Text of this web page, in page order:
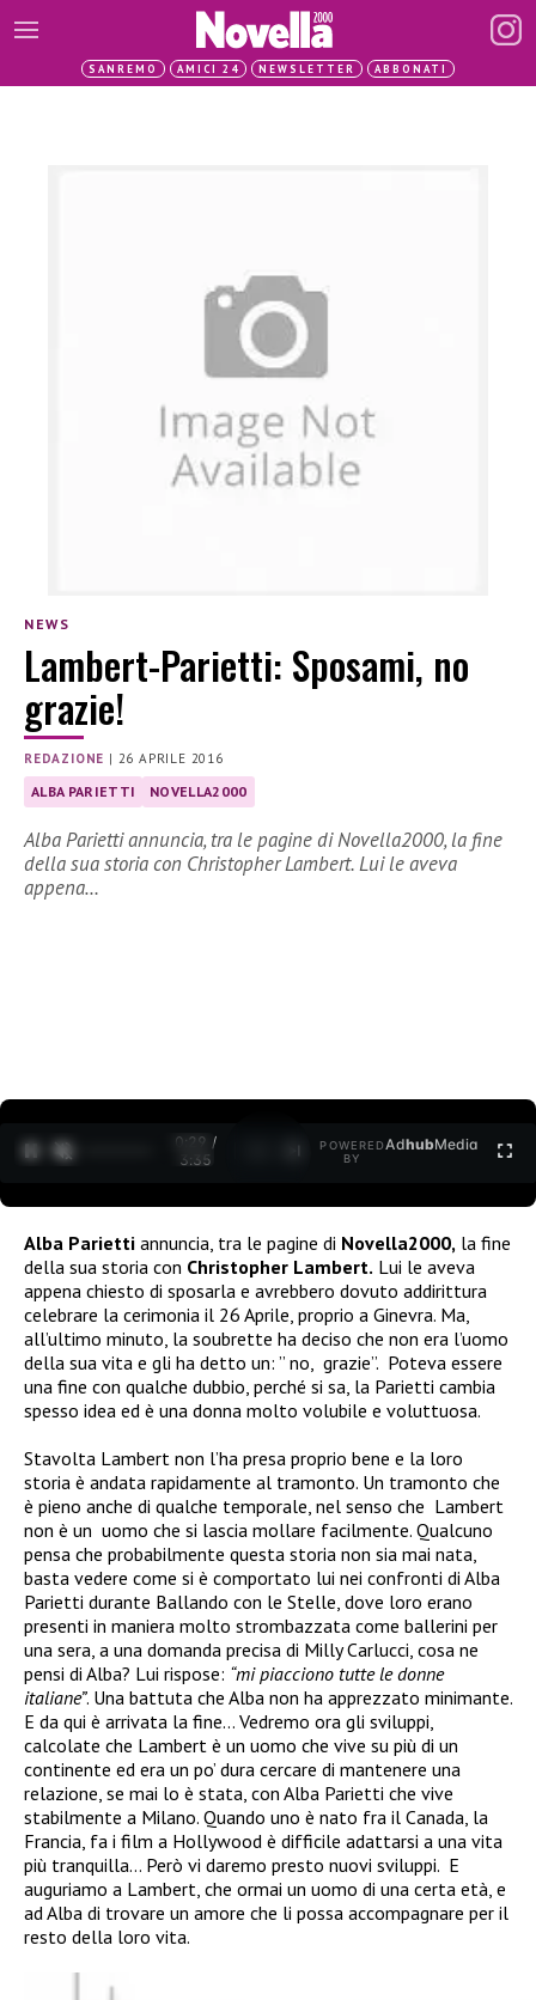
SANREMO AMICI 24 NEWSLETTER ABBONATI
NEWS
Lambert-Parietti: Sposami, no
grazie!
REDAZIONE | 26 APRILE 2016
ALBA PARIETTI NOVELLA2000
Alba Parietti annuncia, tra le pagine di Novella2000, la fine
della sua storia con Christopher Lambert. Lui le aveva
appena…
0:31 /
3:35
POWERED
BY
AdhubMedia
Alba Parietti annuncia, tra le pagine di Novella2000, la fine
della sua storia con Christopher Lambert. Lui le aveva
appena chiesto di sposarla e avrebbero dovuto addirittura
celebrare la cerimonia il 26 Aprile, proprio a Ginevra. Ma,
all’ultimo minuto, la soubrette ha deciso che non era l’uomo
della sua vita e gli ha detto un: ” no, grazie”. Poteva essere
una fine con qualche dubbio, perché si sa, la Parietti cambia
spesso idea ed è una donna molto volubile e voluttuosa.
Stavolta Lambert non l’ha presa proprio bene e la loro
storia è andata rapidamente al tramonto. Un tramonto che
è pieno anche di qualche temporale, nel senso che Lambert
non è un uomo che si lascia mollare facilmente. Qualcuno
pensa che probabilmente questa storia non sia mai nata,
basta vedere come si è comportato lui nei confronti di Alba
Parietti durante Ballando con le Stelle, dove loro erano
presenti in maniera molto strombazzata come ballerini per
una sera, a una domanda precisa di Milly Carlucci, cosa ne
pensi di Alba? Lui rispose: “mi piacciono tutte le donne
italiane”. Una battuta che Alba non ha apprezzato minimante.
E da qui è arrivata la fine… Vedremo ora gli sviluppi,
calcolate che Lambert è un uomo che vive su più di un
continente ed era un po’ dura cercare di mantenere una
relazione, se mai lo è stata, con Alba Parietti che vive
stabilmente a Milano. Quando uno è nato fra il Canada, la
Francia, fa i film a Hollywood è difficile adattarsi a una vita
più tranquilla… Però vi daremo presto nuovi sviluppi. E
auguriamo a Lambert, che ormai un uomo di una certa età, e
ad Alba di trovare un amore che li possa accompagnare per il
resto della loro vita.